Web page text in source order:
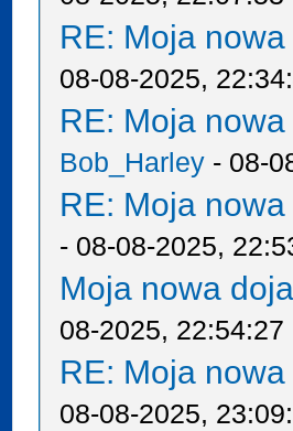
RE: Moja
08-08-2025,
RE: Moja
Bob_Harley - 08-
RE: Moja
- 08-08-2025,
Moja nowa
08-2025, 22:54:27
RE: Moja
08-08-2025,